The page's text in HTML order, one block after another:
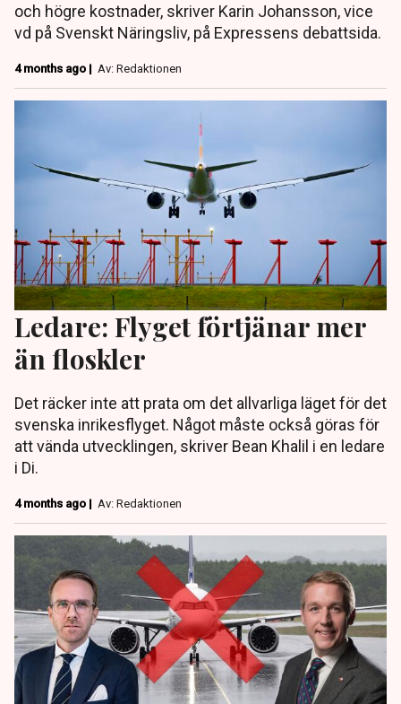
och högre kostnader, skriver Karin Johansson, vice
vd på Svenskt Näringsliv, på Expressens debattsida.
4 months ago | Av: Redaktionen
Ledare: Flyget förtjänar mer
än floskler
Det räcker inte att prata om det allvarliga läget för det
svenska inrikesflyget. Något måste också göras för
att vända utvecklingen, skriver Bean Khalil i en ledare
i Di.
4 months ago | Av: Redaktionen